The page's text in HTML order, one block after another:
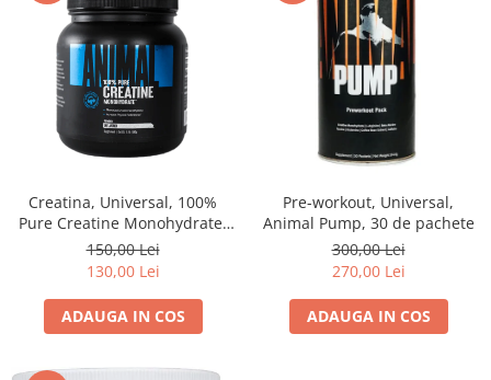
Creatina, Universal, 100%
Pure Creatine Monohydrate,
500 de grame, pudra
150,00 Lei
130,00 Lei
ADAUGA IN COS
Pre-workout, Universal,
Animal Pump, 30 de pachete
300,00 Lei
270,00 Lei
ADAUGA IN COS